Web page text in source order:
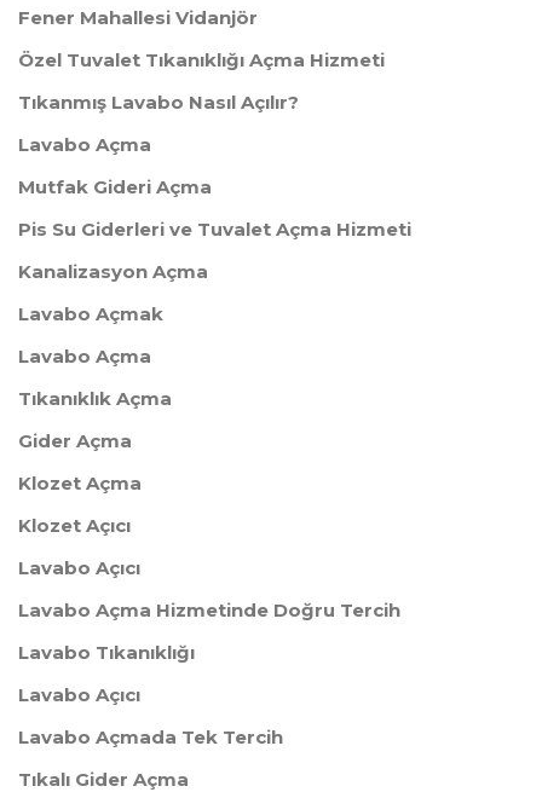
Fener Mahallesi Vidanjör
Özel Tuvalet Tıkanıklığı Açma Hizmeti
Tıkanmış Lavabo Nasıl Açılır?
Lavabo Açma
Mutfak Gideri Açma
Pis Su Giderleri ve Tuvalet Açma Hizmeti
Kanalizasyon Açma
Lavabo Açmak
Lavabo Açma
Tıkanıklık Açma
Gider Açma
Klozet Açma
Klozet Açıcı
Lavabo Açıcı
Lavabo Açma Hizmetinde Doğru Tercih
Lavabo Tıkanıklığı
Lavabo Açıcı
Lavabo Açmada Tek Tercih
Tıkalı Gider Açma